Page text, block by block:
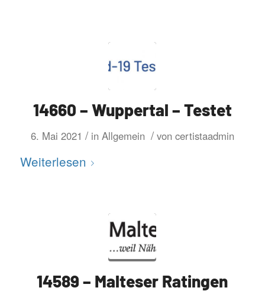
14660 – Wuppertal – Testet
6. Mai 2021 / in Allgemein / von certistaadmin
Weiterlesen
14589 – Malteser Ratingen